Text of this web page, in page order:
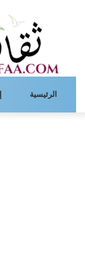
الرئيسية